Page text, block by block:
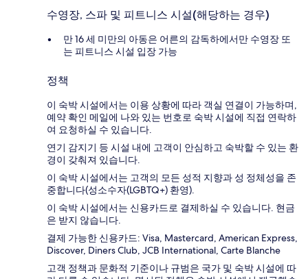
수영장, 스파 및 피트니스 시설(해당하는 경우)
만 16 세 미만의 아동은 어른의 감독하에서만 수영장 또
는 피트니스 시설 입장 가능
정책
이 숙박 시설에서는 이용 상황에 따라 객실 연결이 가능하며,
예약 확인 메일에 나와 있는 번호로 숙박 시설에 직접 연락하
여 요청하실 수 있습니다.
연기 감지기 등 시설 내에 고객이 안심하고 숙박할 수 있는 환
경이 갖춰져 있습니다.
이 숙박 시설에서는 고객의 모든 성적 지향과 성 정체성을 존
중합니다(성소수자(LGBTQ+) 환영).
이 숙박 시설에서는 신용카드로 결제하실 수 있습니다. 현금
은 받지 않습니다.
결제 가능한 신용카드: Visa, Mastercard, American Express,
Discover, Diners Club, JCB International, Carte Blanche
고객 정책과 문화적 기준이나 규범은 국가 및 숙박 시설에 따